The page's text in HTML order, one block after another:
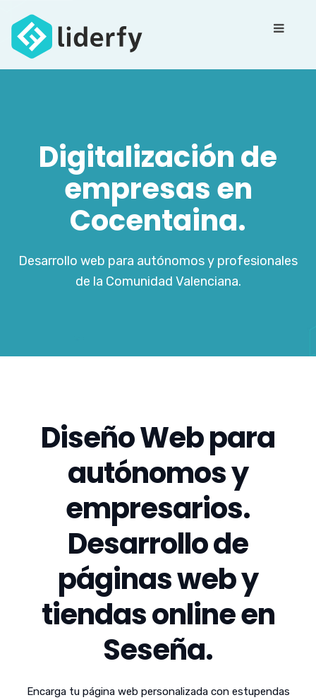
Digitalización de
empresas en
Cocentaina.
Desarrollo web para autónomos y profesionales
de la Comunidad Valenciana.
Diseño Web para
autónomos y
empresarios.
Desarrollo de
páginas web y
tiendas online en
Seseña.
Encarga tu página web personalizada con estupendas